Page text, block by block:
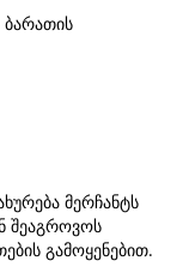
მერჩანტს
შეაგროვოს
გამოყენებით.